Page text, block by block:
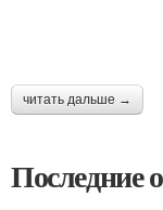
читать дальше →
Последние